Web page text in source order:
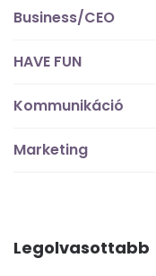
Business/CEO
HAVE FUN
Kommunikáció
Marketing
Legolvasottabb